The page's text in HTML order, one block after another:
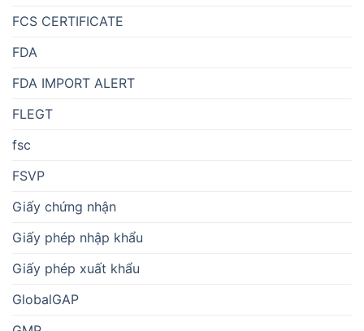
FCS CERTIFICATE
FDA
FDA IMPORT ALERT
FLEGT
fsc
FSVP
Giấy chứng nhận
Giấy phép nhập khẩu
Giấy phép xuất khẩu
GlobalGAP